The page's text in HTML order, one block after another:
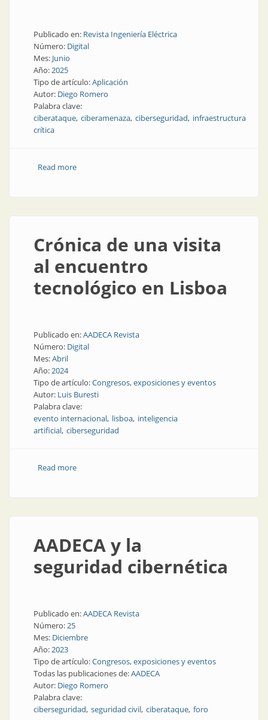
Publicado en: Revista Ingeniería Eléctrica
Número: Digital
Mes: Junio
Año:2025
Tipo de artículo:Aplicación
Autor: Diego Romero
Palabra clave:
ciberataque ciberamenaza ciberseguridad infraestructura
crítica
Read moreabout Claves para defender la infraestructura crítica
Crónica de una visita
al encuentro
tecnológico en Lisboa
Publicado en:AADECA Revista
Número: Digital
Mes:Abril
Año:2024
Tipo de artículo:Congresos, exposiciones y eventos
Autor: Luis Buresti
Palabra clave:
evento internacional lisboa inteligencia
artificial ciberseguridad
Read moreabout Crónica de una visita al encuentro tecnológico
AADECA y la
seguridad cibernética
Publicado en:AADECA Revista
Número:25
Mes: Diciembre
Año:2023
Tipo de artículo:Congresos, exposiciones y eventos
Todas las publicaciones de:AADECA
Autor: Diego Romero
Palabra clave:
ciberseguridad seguridad civil ciberataque foro